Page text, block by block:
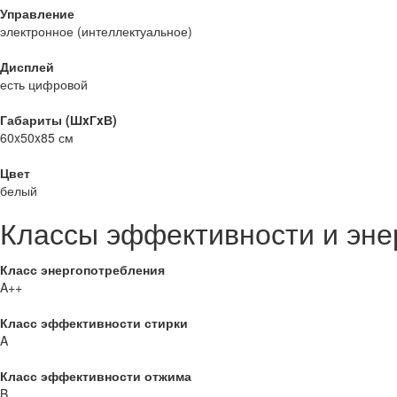
Управление
электронное (интеллектуальное)
Дисплей
есть цифровой
Габариты (ШxГxВ)
60x50x85 см
Цвет
белый
Классы эффективности и
Класс энергопотребления
A++
Класс эффективности стирки
A
Класс эффективности отжима